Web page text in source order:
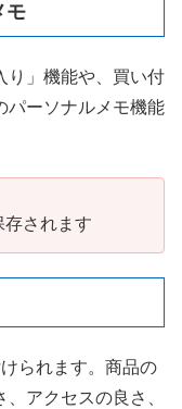
モ
り」機能や、買い付
パーソナルメモ機能
存されます
られます。商品の
アクセスの良さ、